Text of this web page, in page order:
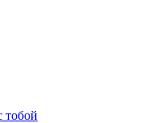
тобой